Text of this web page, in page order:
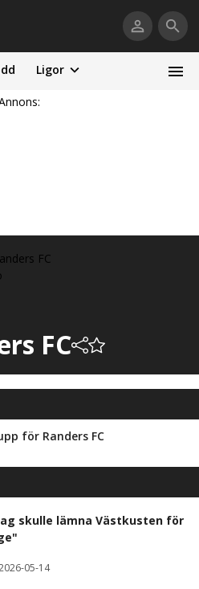
Ligor
FC
för Randers FC
skulle lämna Västkusten för
05-14